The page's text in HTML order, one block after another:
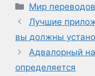
Рубрики
Мир переводов
Лучшие
вы должны
Адвалорный
определяется